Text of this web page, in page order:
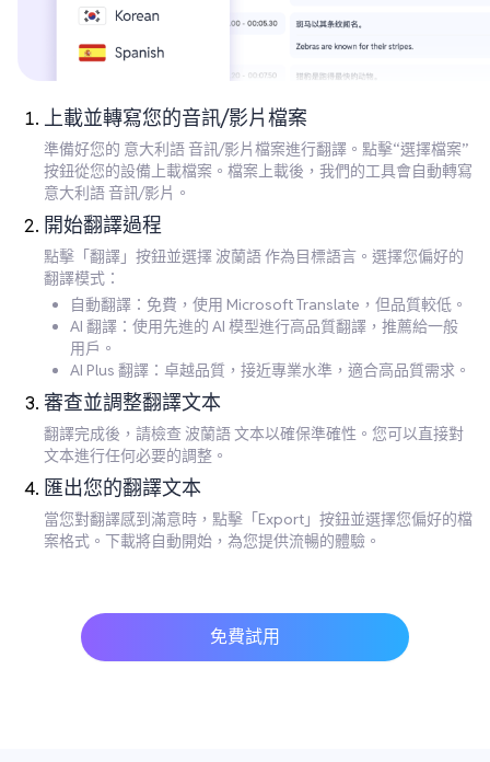
上載並轉寫您的音訊/影片檔案
準備好您的 意大利語 音訊/影片檔案進行翻譯。點擊“選擇檔案”
按鈕從您的設備上載檔案。檔案上載後，我們的工具會自動轉寫
意大利語 音訊/影片。
開始翻譯過程
點擊「翻譯」按鈕並選擇 波蘭語 作為目標語言。選擇您偏好的
翻譯模式：
自動翻譯：免費，使用 Microsoft Translate，但品質較低。
AI 翻譯：使用先進的 AI 模型進行高品質翻譯，推薦給一般
用戶。
AI Plus 翻譯：卓越品質，接近專業水準，適合高品質需求。
審查並調整翻譯文本
翻譯完成後，請檢查 波蘭語 文本以確保準確性。您可以直接對
文本進行任何必要的調整。
匯出您的翻譯文本
當您對翻譯感到滿意時，點擊「Export」按鈕並選擇您偏好的檔
案格式。下載將自動開始，為您提供流暢的體驗。
免費試用